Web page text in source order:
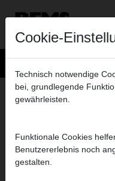
Produkte>Biegen>REMS
Biegesegment V 40, R
Python
Cookie-
Technisch notwendige
bei, grundlegende
gewährleisten.
Funktionale Cookies
Benutzererlebnis noch
gestalten.